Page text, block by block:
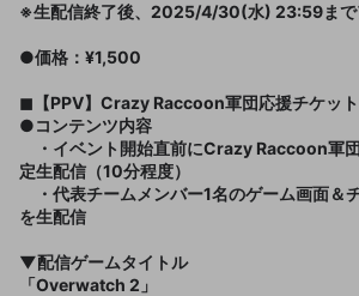
※生配信終了後、2025/4/30(水) 23:59まで
●価格：¥1,500
◼︎【PPV】Crazy Raccoon軍団応援チケット
●コンテンツ内容
・イベント開始直前にCrazy Raccoon軍
定生配信（10分程度）
・代表チームメンバー1名のゲーム画面＆
を生配信
▼配信ゲームタイトル
「Overwatch 2」